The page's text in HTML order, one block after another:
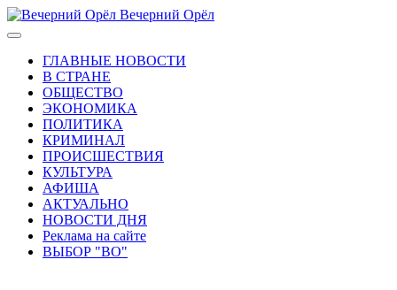
Вечерний Орёл
ГЛАВНЫЕ НОВОСТИ
В СТРАНЕ
ОБЩЕСТВО
ЭКОНОМИКА
ПОЛИТИКА
КРИМИНАЛ
ПРОИСШЕСТВИЯ
КУЛЬТУРА
АФИША
АКТУАЛЬНО
НОВОСТИ ДНЯ
Реклама на сайте
ВЫБОР "ВО"